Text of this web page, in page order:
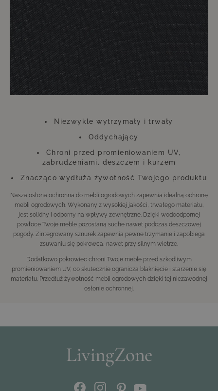
pogodowym. Właśnie na tym akcesoriom w żadnym wypadku nie
powinieneś oszczędzać. Ta niewielka inwestycja zwróci się stokrotnie,
dzięki czemu przez długi czas będziesz mógł cieszyć się swoimi
meblami wyglądającymi jak nowe.
Należy pamiętać, że pokrowce mogą zmieniać kolor pod wpływem
promieniowania UV. Nie wpływa to jednak ani na funkcję, ani na trwałość
pokrowca. Pokrowiec wykonany jest z poliestru.
Niezwykle wytrzymały i trwały
Oddychający
Chroni przed promieniowaniem UV,
zabrudzeniami, deszczem i kurzem
Znacząco wydłuża żywotność Twojego produktu
Nasza osłona ochronna do mebli ogrodowych zapewnia idealną ochronę
mebli ogrodowych. Wykonany z wysokiej jakości, trwałego materiału,
jest solidny i odporny na wpływy zewnętrzne. Dzięki wodoodpornej
powłoce Twoje meble pozostaną suche nawet podczas deszczowej
pogody. Zintegrowany sznurek zapewnia pewne trzymanie i zapobiega
zsuwaniu się pokrowca, nawet przy silnym wietrze.
Dodatkowo pokrowiec chroni Twoje meble przed szkodliwym
promieniowaniem UV, co skutecznie ogranicza blaknięcie i starzenie się
materiału. Przedłuż żywotność mebli ogrodowych dzięki tej niezawodnej
osłonie ochronnej.